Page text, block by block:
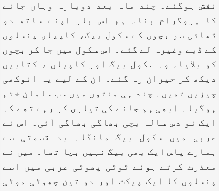
نقش ہوگئے۔ چند ماہ بعد دوبارہ وہاں جانے
کا پروگرام بنا۔ ہم اس بار اپنے ساتھ دو
ڈھائی سو بچوں کے سکول بیگ، کاپیاں پنسلوں
کے ڈبے وغیرہ لے گئے۔ اس سکول میں جا کر بچوں
کو بلایا۔ وہ سکول بیگ اور کاپیاں ، کتابیں
دیکھ کر حیران رہ گئے۔ ان کے لیے یہ انوکھی
چیزیں تھیں۔ چند ہی منٹوں میں سب سامان ختم
ہوگیا۔ ابھی ہم جانے کی تیاری کر رہے تھے کہ
ایک نو دس سالہ بچی بھاگی بھاگی آئی۔ اس نے
عربی میں سکول بیگ مانگا۔ بد قسمتی سے
ہمارے پاس ایک بھی بیگ نہیں بچا تھا۔ میں نے
معذرت کرتے ہوئے ٹوٹی پھوٹی عربی میں اسے
پنسلوں کا ایک پیکٹ اور دو تین چھوٹی موٹی